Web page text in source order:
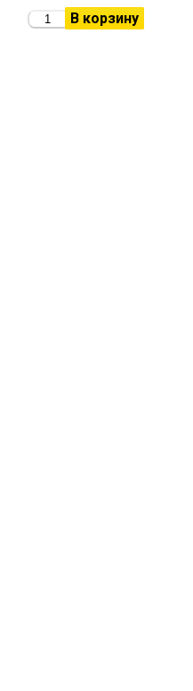
В корзину